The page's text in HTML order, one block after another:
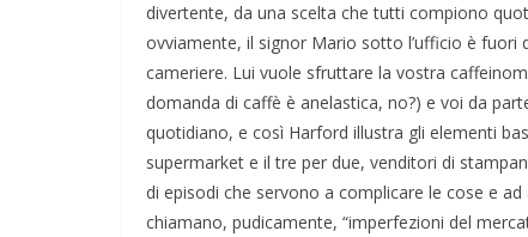
divertente, da una scelta che tutti compiono
ovviamente, il signor Mario sotto l’ufficio è
cameriere. Lui vuole sfruttare la vostra
domanda di caffè è anelastica, no?) e voi da
quotidiano, e così Harford illustra gli elementi
supermarket e il tre per due, venditori di
di episodi che servono a complicare le cose e
chiamano, pudicamente, “imperfezioni del